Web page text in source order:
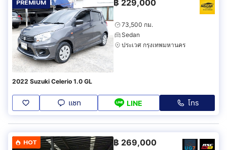
PREMIUM ฿ 229,000
73,500 กม.
Sedan
ประเวศ กรุงเทพมหานคร
2022 Suzuki Celerio 1.0 GL
แชท LINE โทร
HOT ฿ 269,000